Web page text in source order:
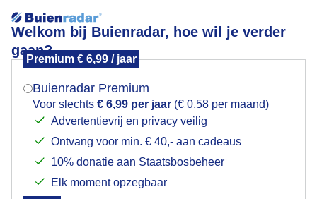
Welkom bij Buienradar, hoe wil je verder
gaan?
Premium € 6,99 / jaar
Buienradar Premium
Voor slechts € 6,99 per jaar (€ 0,58 per maand)
Advertentievrij en privacy veilig
Ontvang voor min. € 40,- aan cadeaus
10% donatie aan Staatsbosbeheer
Elk moment opzegbaar
schip op de Westerschelde
Mogen we je locatie gebruiken voor het
Indien je hier nog geen akkoord op hebt gegeven,
verschijnt er zo een pop-up uit je browser waarin